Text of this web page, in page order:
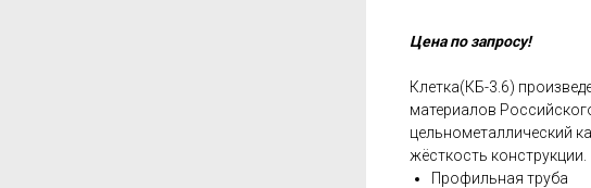
Цена по запросу!
Клетка(КБ-3.6)
материалов
цельнометаллический
жёсткость конструкции.
Профильная труба